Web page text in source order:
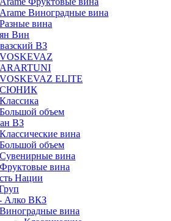
Arame Виноградные вина
Разные вина
Вин
ВЗ
VOSKEVAZ
ARARTUNI
VOSKEVAZ ELITE
Классика
Большой объем
ВЗ
Классические вина
Большой объем
Сувенирные вина
Фруктовые вина
Нации
Алко ВКЗ
Виноградные вина